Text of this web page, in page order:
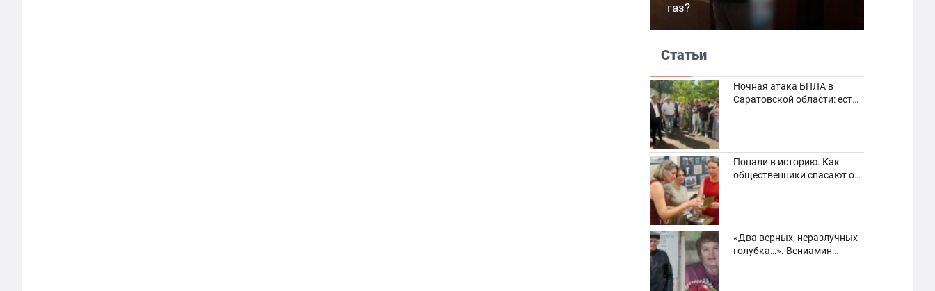
газ?
Статьи
Ночная атака БПЛА в
Саратовской области: есть
Попали в историю. Как
общественники спасают от
«Два верных, неразлучных
голубка…». Вениамин